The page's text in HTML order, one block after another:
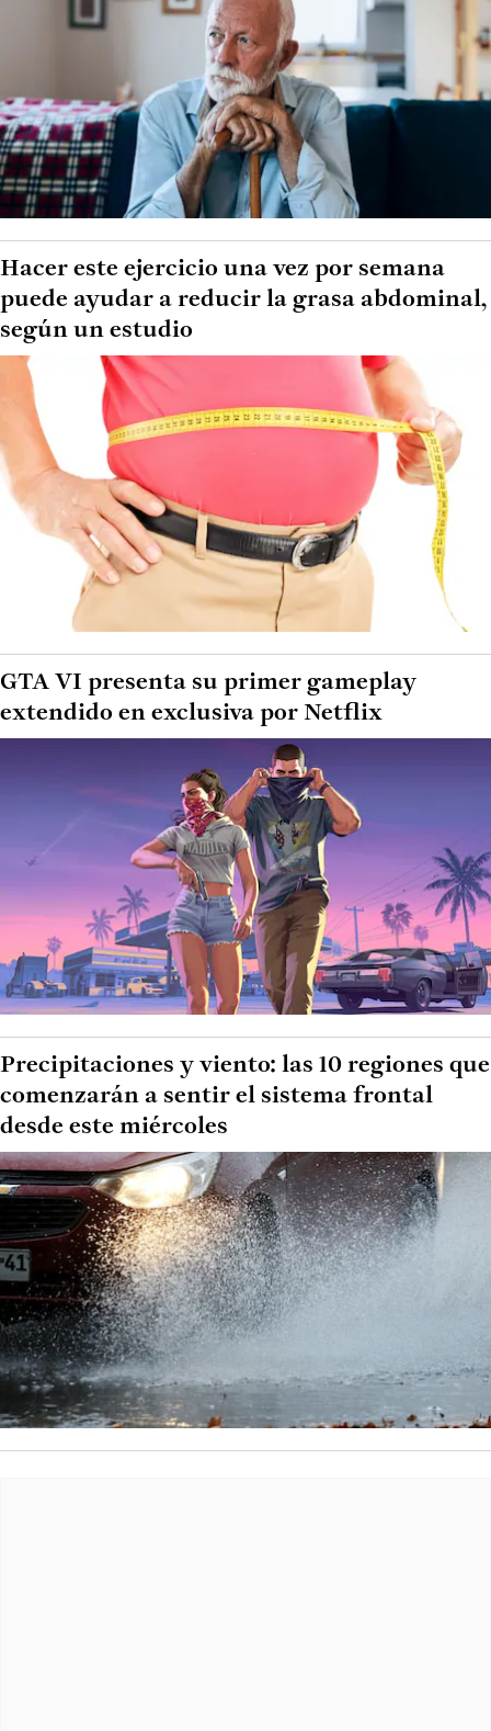
Hacer este ejercicio una vez por semana
puede ayudar a reducir la grasa abdominal,
según un estudio
GTA VI presenta su primer gameplay
extendido en exclusiva por Netflix
Precipitaciones y viento: las 10 regiones que
comenzarán a sentir el sistema frontal
desde este miércoles